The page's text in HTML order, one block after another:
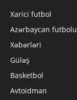
Xarici futbol
Azərbaycan futbolu
Xəbərləri
Güləş
Basketbol
Avtoidman